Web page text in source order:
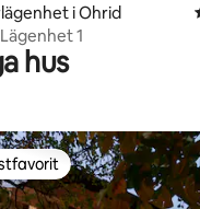
i Ohrid
1
hus